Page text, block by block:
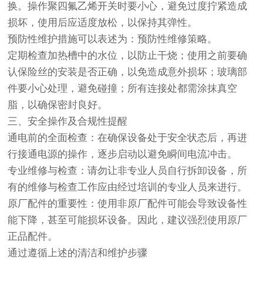
换。操作聚四氟乙烯开关时要小心，避免过度拧紧造成
损坏，使用后应适度放松，以保持其弹性。
预防性维护措施可以表述为：预防性维修策略。
定期检查加热槽中的水位，以防止干烧；使用之前要确
认保险丝的安装是否正确，以免造成意外损坏；玻璃部
件要小心处理，避免碰撞；所有连接处都需涂抹真空
脂，以确保密封良好。
三、安全操作及合规性提醒
通电前的全面检查：在确保设备处于安全状态后，再进
行接通电源的操作，逐步启动以避免瞬间电流冲击。
专业维修与检查：请勿让非专业人员自行拆卸设备，所
有的维修与检查工作应由经过培训的专业人员来进行。
原厂配件的重要性：使用非原厂配件可能会导致设备性
能下降，甚至可能损坏设备。因此，建议强烈使用原厂
正品配件。
通过遵循上述的清洁和维护步骤